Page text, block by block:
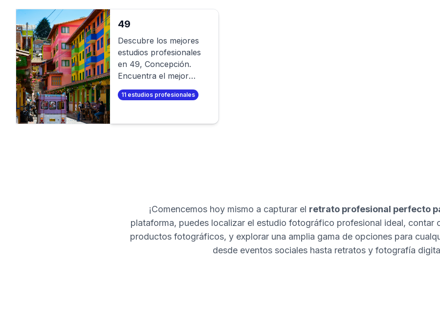
49
Descubre los mejores
estudios profesionales
en 49, Concepción.
Encuentra el mejor
fotógrafo para tu sesión
de fotos profesional. O
propias fotos
11 estudios profesionales
¡Comencemos hoy mismo a capturar el retrato profesional perfecto
plataforma, puedes localizar el estudio fotográfico profesional ideal, contar
productos fotográficos, y explorar una amplia gama de opciones para
desde eventos sociales hasta retratos y fotografía